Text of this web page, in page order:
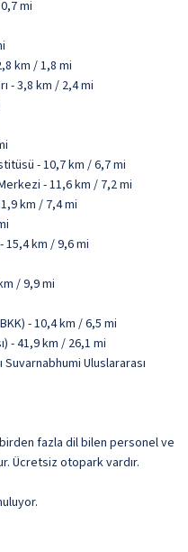
mi
km / 1,8 mi
- 3,8 km / 2,4 mi
- 10,7 km / 6,7 mi
- 11,6 km / 7,2 mi
km / 7,4 mi
km / 9,6 mi
/ 9,9 mi
- 10,4 km / 6,5 mi
- 41,9 km / 26,1 mi
Uluslararası
fazla dil bilen personel ve
Ücretsiz otopark vardır.